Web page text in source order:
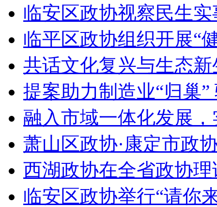
临安区政协视察民生
临平区政协组织开展“
共话文化复兴与生态新
提案助力制造业“归巢”
融入市域一体化发展
萧山区政协·康定市政
西湖政协在全省政协
临安区政协举行“请你